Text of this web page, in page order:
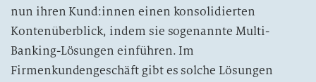
nun ihren Kund:innen einen konsolidierten
Kontenüberblick, indem sie sogenannte Multi-
Banking-Lösungen einführen. Im
Firmenkundengeschäft gibt es solche Lösungen